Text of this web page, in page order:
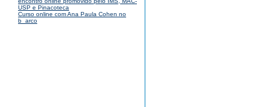
USP e Pinacoteca
Curso online com Ana Paula Cohen no
b_arco